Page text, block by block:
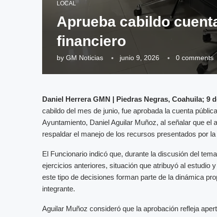
LOCAL
Aprueba cabildo
financiero
by GM Noticias junio 9, 2026 0 comments
Daniel Herrera GMN | Piedras Negras, Coahuila; 9
cabildo del mes de junio, fue aprobada la cuenta
Ayuntamiento, Daniel Aguilar Muñoz, al señalar que
respaldar el manejo de los recursos presentados por
El Funcionario indicó que, durante la discusión del
ejercicios anteriores, situación que atribuyó al estudio
este tipo de decisiones forman parte de la dinámica
integrante.
Aguilar Muñoz consideró que la aprobación refleja